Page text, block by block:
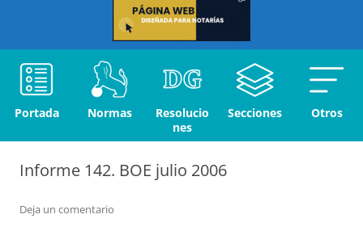
Portada Normas
Resolucio
nes
Secciones Otros
Informe 142. BOE julio 2006
Deja un comentario